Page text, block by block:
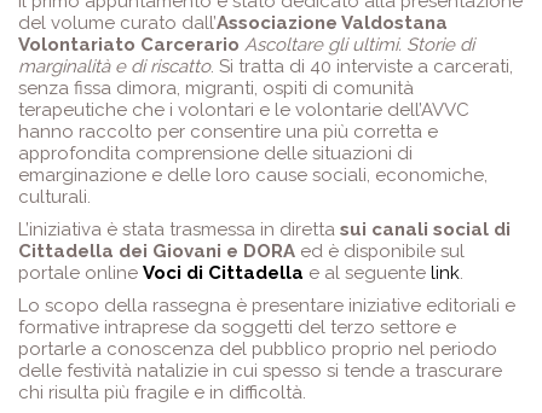
del volume curato dall’Associazione Valdostana
Volontariato Carcerario Ascoltare gli ultimi. Storie di
marginalità e di riscatto. Si tratta di 40 interviste a carcerati,
senza fissa dimora, migranti, ospiti di comunità
terapeutiche che i volontari e le volontarie dell’AVVC
hanno raccolto per consentire una più corretta e
approfondita comprensione delle situazioni di
emarginazione e delle loro cause sociali, economiche,
culturali.
L’iniziativa è stata trasmessa in diretta sui canali social di
Cittadella dei Giovani e DORA ed è disponibile sul
portale online Voci di Cittadella e al seguente link.
Lo scopo della rassegna è presentare iniziative editoriali e
formative intraprese da soggetti del terzo settore e
portarle a conoscenza del pubblico proprio nel periodo
delle festività natalizie in cui spesso si tende a trascurare
chi risulta più fragile e in difficoltà.